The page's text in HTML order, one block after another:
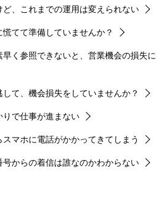
、これまでの運用は変えられない
てて準備していませんか？
く参照できないと、営業機会の損失に
て、機会損失をしていませんか？
で仕事が進まない
マホに電話がかかってきてしまう
からの着信は誰なのかわからない